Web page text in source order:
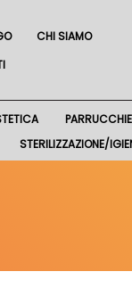
CHI SIAMO
STERILIZZAZIONE/